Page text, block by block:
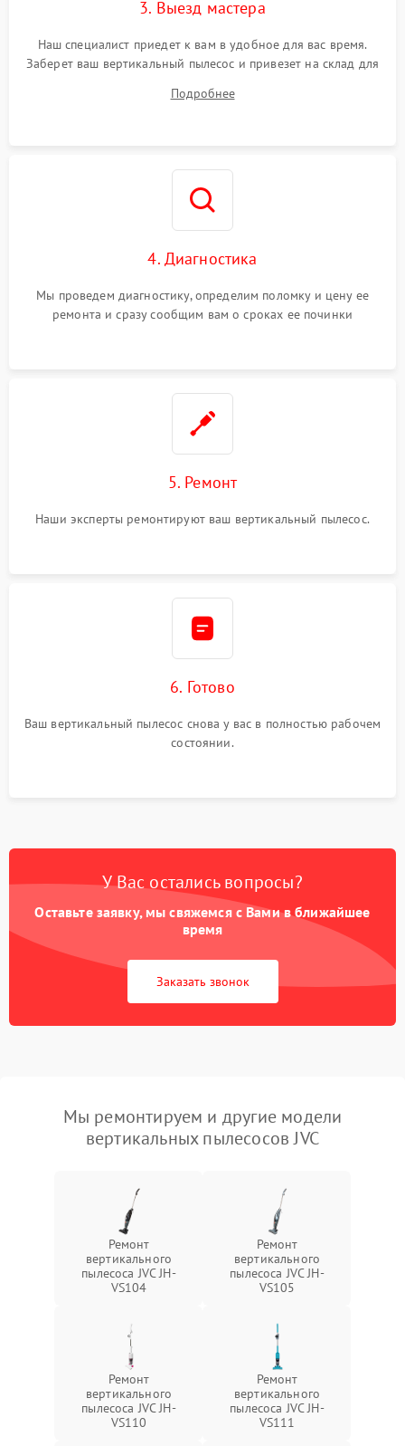
3. Выезд мастера
Наш специалист приедет к вам в удобное для вас время.
Заберет ваш вертикальный пылесос и привезет на склад для
Подробнее
4. Диагностика
Мы проведем диагностику, определим поломку и цену ее
ремонта и сразу сообщим вам о сроках ее починки
5. Ремонт
Наши эксперты ремонтируют ваш вертикальный пылесос.
6. Готово
Ваш вертикальный пылесос снова у вас в полностью рабочем
состоянии.
У Вас остались вопросы?
Оставьте заявку, мы свяжемся с Вами в ближайшее
время
Заказать звонок
Мы ремонтируем и другие модели
вертикальных пылесосов JVC
Ремонт
вертикального
пылесоса JVC JH-
VS104
Ремонт
вертикального
пылесоса JVC JH-
VS105
Ремонт
вертикального
пылесоса JVC JH-
VS110
Ремонт
вертикального
пылесоса JVC JH-
VS111